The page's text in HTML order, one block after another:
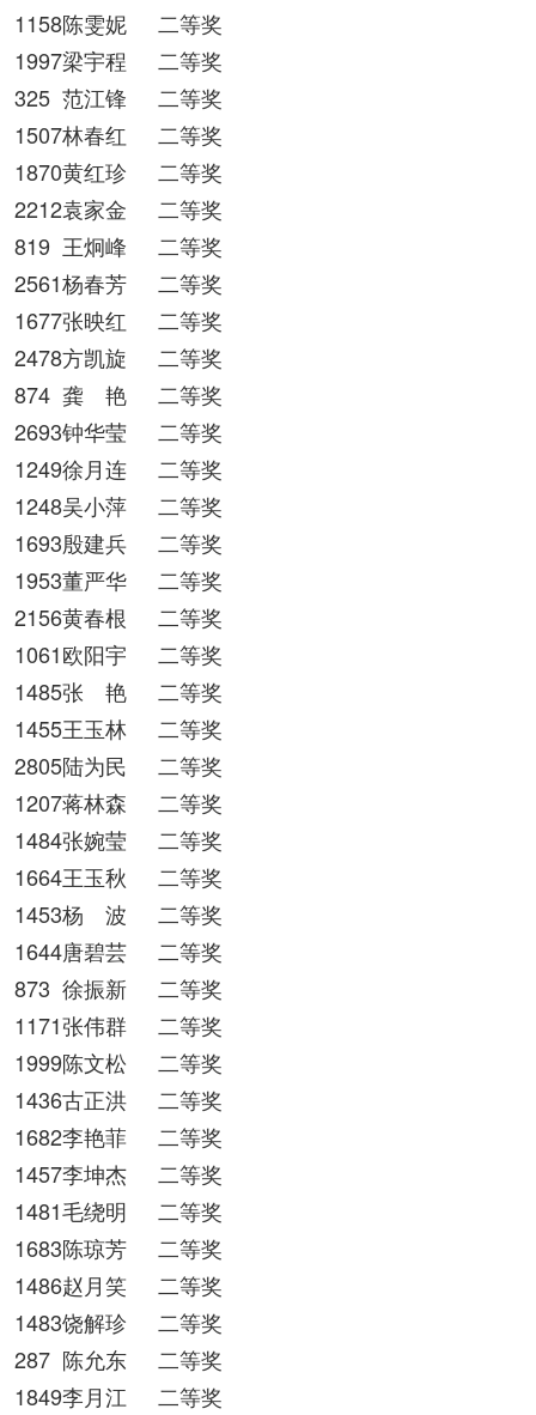
1158陈雯妮
二等奖
1997梁宇程
二等奖
325 范江锋
二等奖
1507林春红
二等奖
1870黄红珍
二等奖
2212袁家金
二等奖
819 王炯峰
二等奖
2561杨春芳
二等奖
1677张映红
二等奖
2478方凯旋
二等奖
874 龚 艳
二等奖
2693钟华莹
二等奖
1249徐月连
二等奖
1248吴小萍
二等奖
1693殷建兵
二等奖
1953董严华
二等奖
2156黄春根
二等奖
1061欧阳宇
二等奖
1485张 艳
二等奖
1455王玉林
二等奖
2805陆为民
二等奖
1207蒋林森
二等奖
1484张婉莹
二等奖
1664王玉秋
二等奖
1453杨 波
二等奖
1644唐碧芸
二等奖
873 徐振新
二等奖
1171张伟群
二等奖
1999陈文松
二等奖
1436古正洪
二等奖
1682李艳菲
二等奖
1457李坤杰
二等奖
1481毛绕明
二等奖
1683陈琼芳
二等奖
1486赵月笑
二等奖
1483饶解珍
二等奖
287 陈允东
二等奖
1849李月江
二等奖